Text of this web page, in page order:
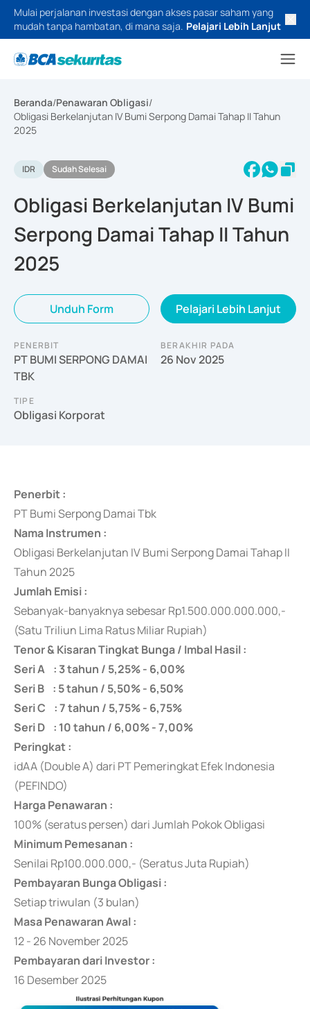
Mulai perjalanan investasi dengan akses pasar saham yang
mudah tanpa hambatan, di mana saja. Pelajari Lebih Lanjut
Beranda/Penawaran Obligasi/
Obligasi Berkelanjutan IV Bumi Serpong Damai Tahap II Tahun
2025
IDR Sudah Selesai
Obligasi Berkelanjutan IV Bumi
Serpong Damai Tahap II Tahun
2025
Unduh Form Pelajari Lebih Lanjut
PENERBIT
PT BUMI SERPONG DAMAI
TBK
BERAKHIR PADA
26 Nov 2025
TIPE
Obligasi Korporat
Penerbit :
PT Bumi Serpong Damai Tbk
Nama Instrumen :
Obligasi Berkelanjutan IV Bumi Serpong Damai Tahap II
Tahun 2025
Jumlah Emisi :
Sebanyak-banyaknya sebesar Rp1.500.000.000.000,-
(Satu Triliun Lima Ratus Miliar Rupiah)
Tenor & Kisaran Tingkat Bunga / Imbal Hasil :
Seri A : 3 tahun / 5,25% - 6,00%
Seri B : 5 tahun / 5,50% - 6,50%
Seri C : 7 tahun / 5,75% - 6,75%
Seri D : 10 tahun / 6,00% - 7,00%
Peringkat :
idAA (Double A) dari PT Pemeringkat Efek Indonesia
(PEFINDO)
Harga Penawaran :
100% (seratus persen) dari Jumlah Pokok Obligasi
Minimum Pemesanan :
Senilai Rp100.000.000,- (Seratus Juta Rupiah)
Pembayaran Bunga Obligasi :
Setiap triwulan (3 bulan)
Masa Penawaran Awal :
12 - 26 November 2025
Pembayaran dari Investor :
16 Desember 2025